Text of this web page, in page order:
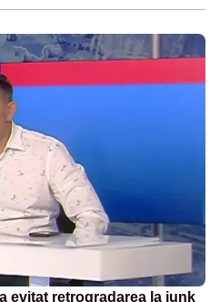
evitat retrogradarea la junk